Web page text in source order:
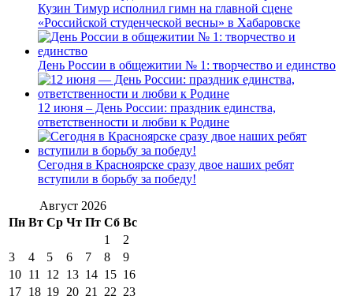
Кузин Тимур исполнил гимн на главной сцене
«Российской студенческой весны» в Хабаровске
День России в общежитии № 1: творчество и единство
12 июня – День России: праздник единства,
ответственности и любви к Родине
Сегодня в Красноярске сразу двое наших ребят
вступили в борьбу за победу!
Август 2026
Пн Вт Ср Чт Пт Сб Вс
1
2
3
4 5 6 7 8
9
10 11 12 13 14 15 16
17 18 19 20 21 22 23